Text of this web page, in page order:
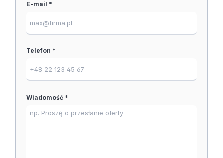
E-mail *
Telefon *
Wiadomość *